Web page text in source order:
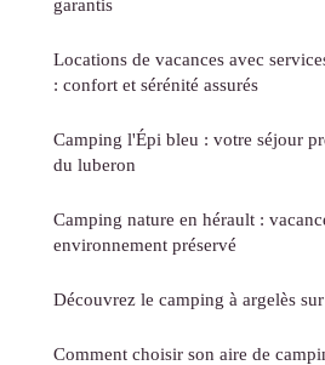
Locations de vacances avec
: confort et sérénité assurés
Camping l'Épi bleu : votre séjour
du luberon
Camping nature en hérault :
environnement préservé
Découvrez le camping à argelès
Comment choisir son aire de